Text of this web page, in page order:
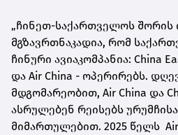
„ჩინეთ-საქართველოს შორის
მგზავრთნაკადია, რომ
ჩინური ავიაკომპანია: China
და Air China - ოპერირებს.
მდგომარეობით, Air China და
ასრულებენ რეისებს
მიმართულებით. 2025 წელს Air